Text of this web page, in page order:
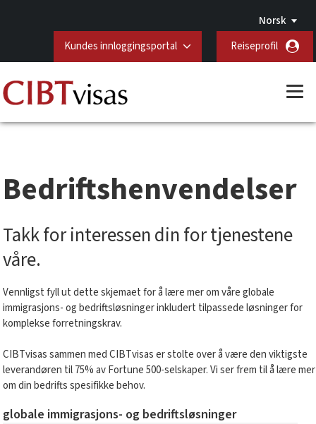
Norsk
Kundes innloggingsportal
Reiseprofil
Bedriftshenvendelser
Takk for interessen din for tjenestene
våre.
Vennligst fyll ut dette skjemaet for å lære mer om våre globale
immigrasjons- og bedriftsløsninger inkludert tilpassede løsninger for
komplekse forretningskrav.
CIBTvisas sammen med CIBTvisas er stolte over å være den viktigste
leverandøren til 75% av Fortune 500-selskaper. Vi ser frem til å lære mer
om din bedrifts spesifikke behov.
globale immigrasjons- og bedriftsløsninger